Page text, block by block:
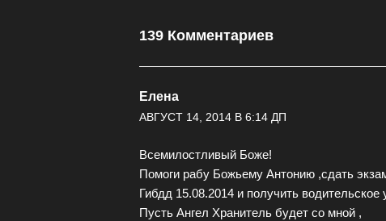
139 Комментариев
Елена
АВГУСТ 14, 2014 В 6:14 ДП
Всемилостливый Боже!
Помоги рабу Божьему Антонию ,сдать
Гибдд 15.08.2014 и получить водительское
Пусть Ангел Хранитель будет со мной ,